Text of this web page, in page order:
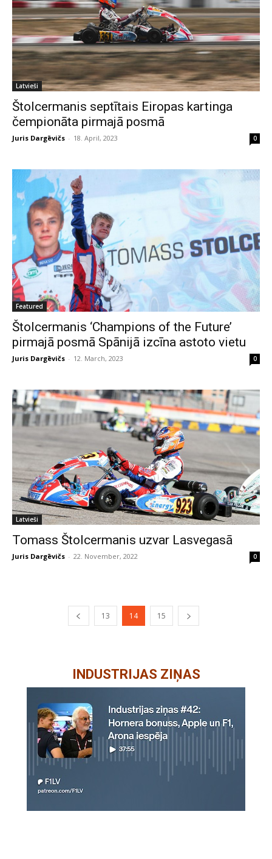
Latvieši
Štolcermanis septītais Eiropas kartinga
čempionāta pirmajā posmā
Juris Dargēvičs - 18. April, 2023 0
Featured
Štolcermanis ‘Champions of the Future’
pirmajā posmā Spānijā izcīna astoto vietu
Juris Dargēvičs - 12. March, 2023 0
Latvieši
Tomass Štolcermanis uzvar Lasvegasā
Juris Dargēvičs - 22. November, 2022 0
13 14 15
INDUSTRIJAS ZIŅAS